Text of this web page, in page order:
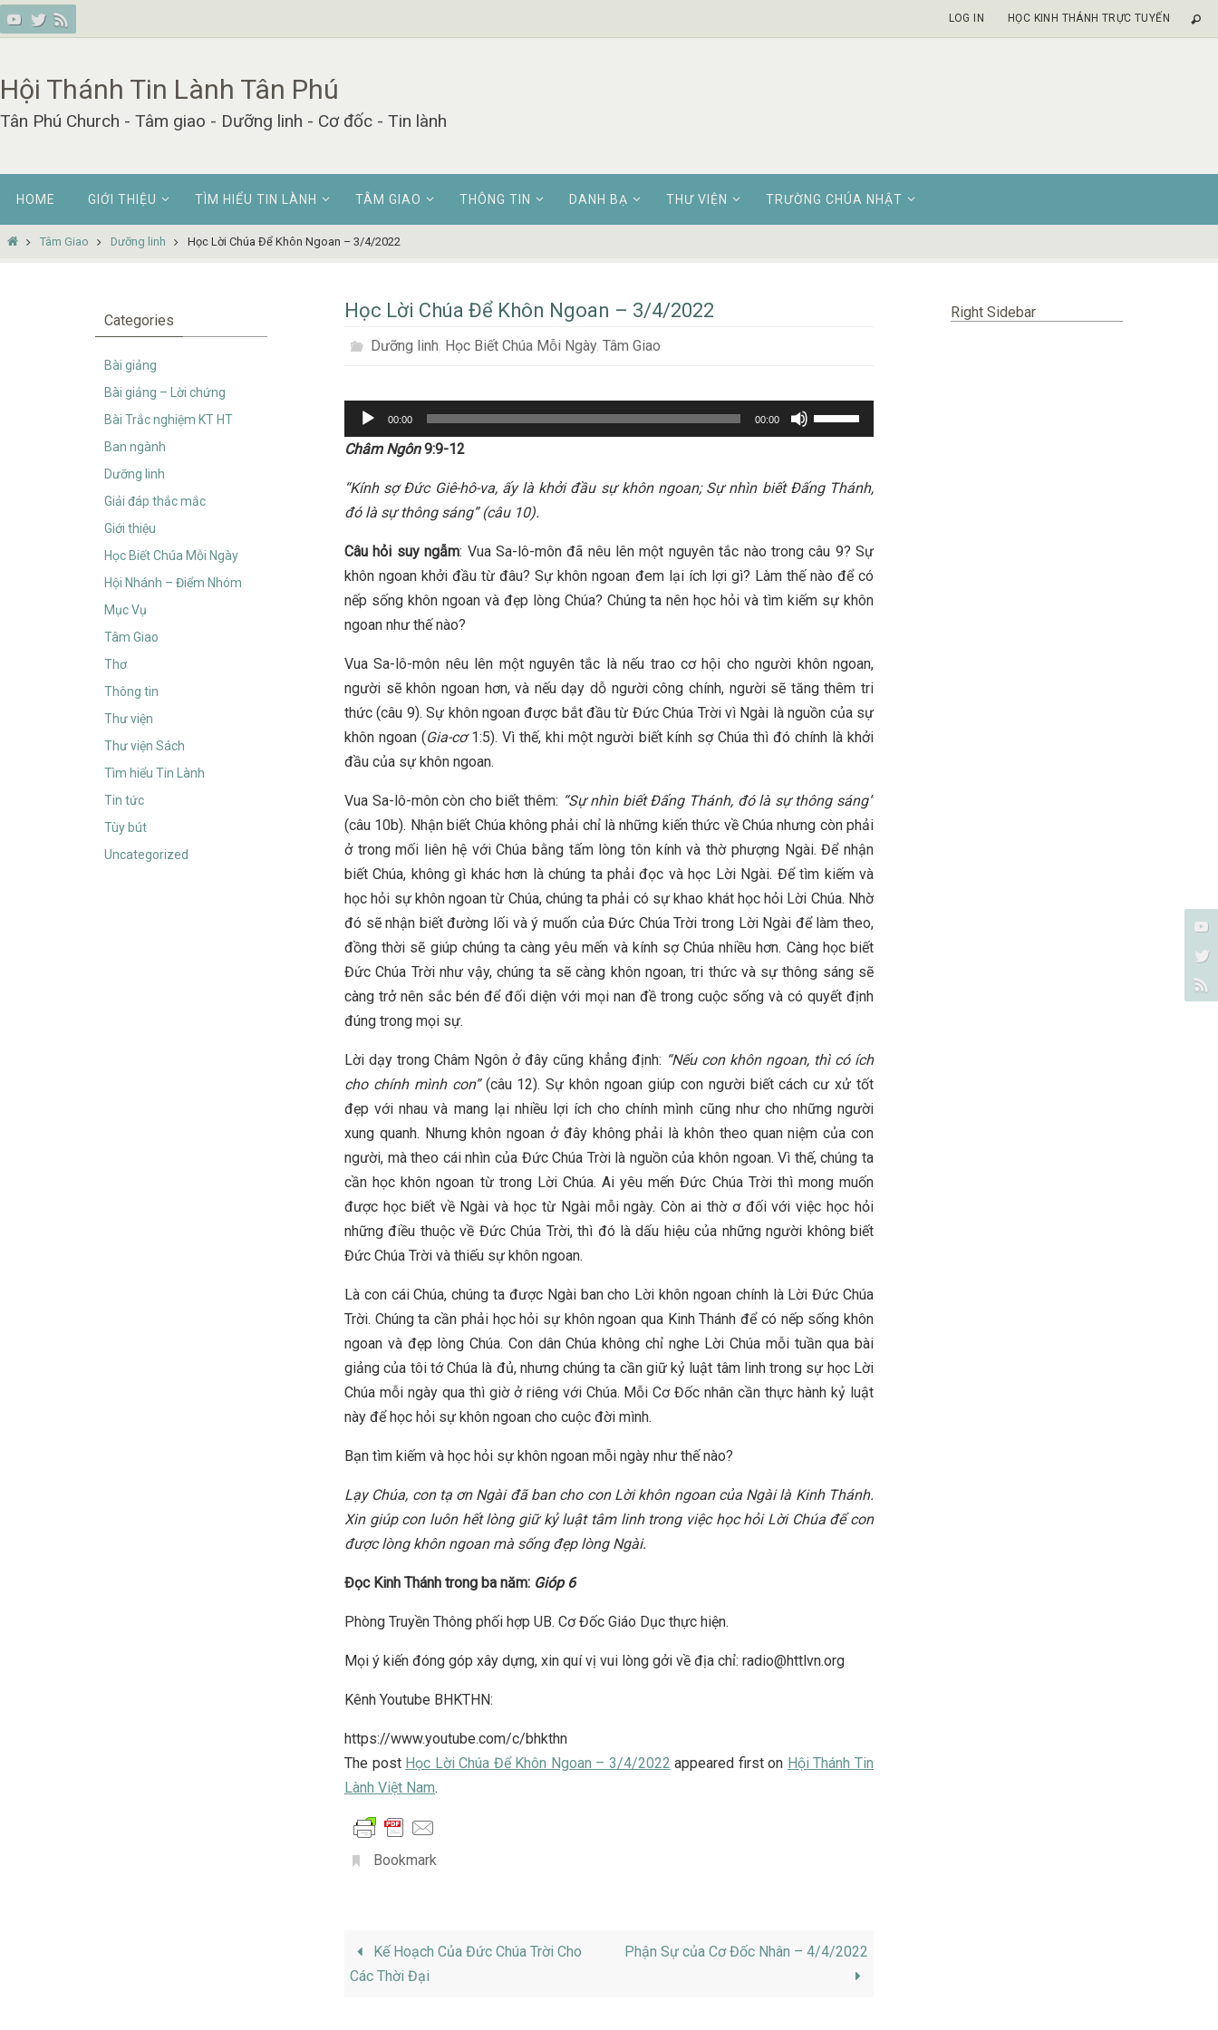
Skip
to
LOG IN HỌC KINH THÁNH TRỰC TUYẾN
Hội Thánh Tin Lành Tân Phú
Tân Phú Church - Tâm giao - Dưỡng linh - Cơ đốc - Tin lành
content
HOME GIỚI THIỆU TÌM HIỂU TIN LÀNH TÂM GIAO THÔNG TIN DANH BẠ THƯ VIỆN TRƯỜNG CHÚA NHẬT
HomeTâm Giao Dưỡng linh Học Lời Chúa Để Khôn Ngoan – 3/4/2022
Học Lời Chúa Để Khôn Ngoan – 3/4/2022
Dưỡng linh, Học Biết Chúa Mỗi Ngày, Tâm Giao
Audio
Player
00:00 00:00
Use
Up/Down
keys
or
decrease
volume.
Châm Ngôn9:9-12
“Kính sợ Đức Giê-hô-va, ấy là khởi đầu sự khôn ngoan; Sự nhìn biết Đấng Thánh,
đó là sự thông sáng” (câu 10).
Câu hỏi suy ngẫm: Vua Sa-lô-môn đã nêu lên một nguyên tắc nào trong câu 9? Sự
khôn ngoan khởi đầu từ đâu? Sự khôn ngoan đem lại ích lợi gì? Làm thế nào để có
nếp sống khôn ngoan và đẹp lòng Chúa? Chúng ta nên học hỏi và tìm kiếm sự khôn
ngoan như thế nào?
Vua Sa-lô-môn nêu lên một nguyên tắc là nếu trao cơ hội cho người khôn ngoan,
người sẽ khôn ngoan hơn, và nếu dạy dỗ người công chính, người sẽ tăng thêm tri
thức (câu 9). Sự khôn ngoan được bắt đầu từ Đức Chúa Trời vì Ngài là nguồn của sự
khôn ngoan (Gia-cơ1:5). Vì thế, khi một người biết kính sợ Chúa thì đó chính là khởi
đầu của sự khôn ngoan.
Vua Sa-lô-môn còn cho biết thêm: “Sự nhìn biết Đấng Thánh, đó là sự thông sáng”
(câu 10b). Nhận biết Chúa không phải chỉ là những kiến thức về Chúa nhưng còn phải
ở trong mối liên hệ với Chúa bằng tấm lòng tôn kính và thờ phượng Ngài. Để nhận
biết Chúa, không gì khác hơn là chúng ta phải đọc và học Lời Ngài. Để tìm kiếm và
học hỏi sự khôn ngoan từ Chúa, chúng ta phải có sự khao khát học hỏi Lời Chúa. Nhờ
đó sẽ nhận biết đường lối và ý muốn của Đức Chúa Trời trong Lời Ngài để làm theo,
đồng thời sẽ giúp chúng ta càng yêu mến và kính sợ Chúa nhiều hơn. Càng học biết
Đức Chúa Trời như vậy, chúng ta sẽ càng khôn ngoan, tri thức và sự thông sáng sẽ
càng trở nên sắc bén để đối diện với mọi nan đề trong cuộc sống và có quyết định
đúng trong mọi sự.
Lời dạy trong Châm Ngôn ở đây cũng khẳng định: “Nếu con khôn ngoan, thì có ích
cho chính mình con”(câu 12). Sự khôn ngoan giúp con người biết cách cư xử tốt
đẹp với nhau và mang lại nhiều lợi ích cho chính mình cũng như cho những người
xung quanh. Nhưng khôn ngoan ở đây không phải là khôn theo quan niệm của con
người, mà theo cái nhìn của Đức Chúa Trời là nguồn của khôn ngoan. Vì thế, chúng ta
cần học khôn ngoan từ trong Lời Chúa. Ai yêu mến Đức Chúa Trời thì mong muốn
được học biết về Ngài và học từ Ngài mỗi ngày. Còn ai thờ ơ đối với việc học hỏi
những điều thuộc về Đức Chúa Trời, thì đó là dấu hiệu của những người không biết
Đức Chúa Trời và thiếu sự khôn ngoan.
Là con cái Chúa, chúng ta được Ngài ban cho Lời khôn ngoan chính là Lời Đức Chúa
Trời. Chúng ta cần phải học hỏi sự khôn ngoan qua Kinh Thánh để có nếp sống khôn
ngoan và đẹp lòng Chúa. Con dân Chúa không chỉ nghe Lời Chúa mỗi tuần qua bài
giảng của tôi tớ Chúa là đủ, nhưng chúng ta cần giữ kỷ luật tâm linh trong sự học Lời
Chúa mỗi ngày qua thì giờ ở riêng với Chúa. Mỗi Cơ Đốc nhân cần thực hành kỷ luật
này để học hỏi sự khôn ngoan cho cuộc đời mình.
Bạn tìm kiếm và học hỏi sự khôn ngoan mỗi ngày như thế nào?
Lạy Chúa, con tạ ơn Ngài đã ban cho con Lời khôn ngoan của Ngài là Kinh Thánh.
Xin giúp con luôn hết lòng giữ kỷ luật tâm linh trong việc học hỏi Lời Chúa để con
được lòng khôn ngoan mà sống đẹp lòng Ngài.
Đọc Kinh Thánh trong ba năm: Gióp 6
Phòng Truyền Thông phối hợp UB. Cơ Đốc Giáo Dục thực hiện.
Mọi ý kiến đóng góp xây dựng, xin quí vị vui lòng gởi về địa chỉ: radio@httlvn.org
Kênh Youtube BHKTHN:
https://www.youtube.com/c/bhkthn
The post Học Lời Chúa Để Khôn Ngoan – 3/4/2022 appeared first on Hội Thánh Tin
Lành Việt Nam.
Bookmark.
Kế Hoạch Của Đức Chúa Trời Cho
Các Thời Đại
Phận Sự của Cơ Đốc Nhân – 4/4/2022
Categories
Bài giảng
Bài giảng – Lời chứng
Bài Trắc nghiệm KT HT
Ban ngành
Dưỡng linh
Giải đáp thắc mắc
Giới thiệu
Học Biết Chúa Mỗi Ngày
Hội Nhánh – Điểm Nhóm
Mục Vụ
Tâm Giao
Thơ
Thông tin
Thư viện
Thư viện Sách
Tìm hiểu Tin Lành
Tin tức
Tùy bút
Uncategorized
Right Sidebar